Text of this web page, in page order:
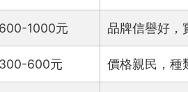
600-1000元 品牌信譽好，
300-600元 價格親民，種